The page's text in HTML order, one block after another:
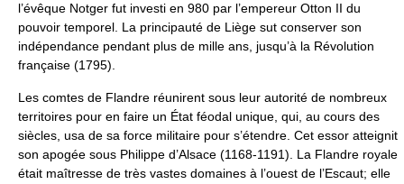
l’évêque Notger fut investi en 980 par l’empereur Otton II du
pouvoir temporel. La principauté de Liège sut conserver son
indépendance pendant plus de mille ans, jusqu’à la Révolution
française (1795).
Les comtes de Flandre réunirent sous leur autorité de nombreux
territoires pour en faire un État féodal unique, qui, au cours des
siècles, usa de sa force militaire pour s’étendre. Cet essor atteignit
son apogée sous Philippe d’Alsace (1168-1191). La Flandre royale
était maîtresse de très vastes domaines à l’ouest de l’Escaut; elle